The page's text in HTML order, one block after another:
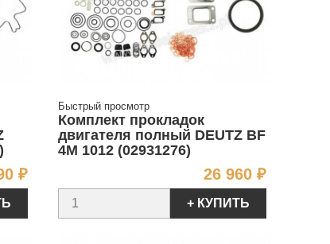
₽Цена
Быстрый просмотр
Комплект прокладок
двигателя полный DEUTZ BF
4M 1012 (02931276)
26 960 ₽Цена
+ КУПИТЬ